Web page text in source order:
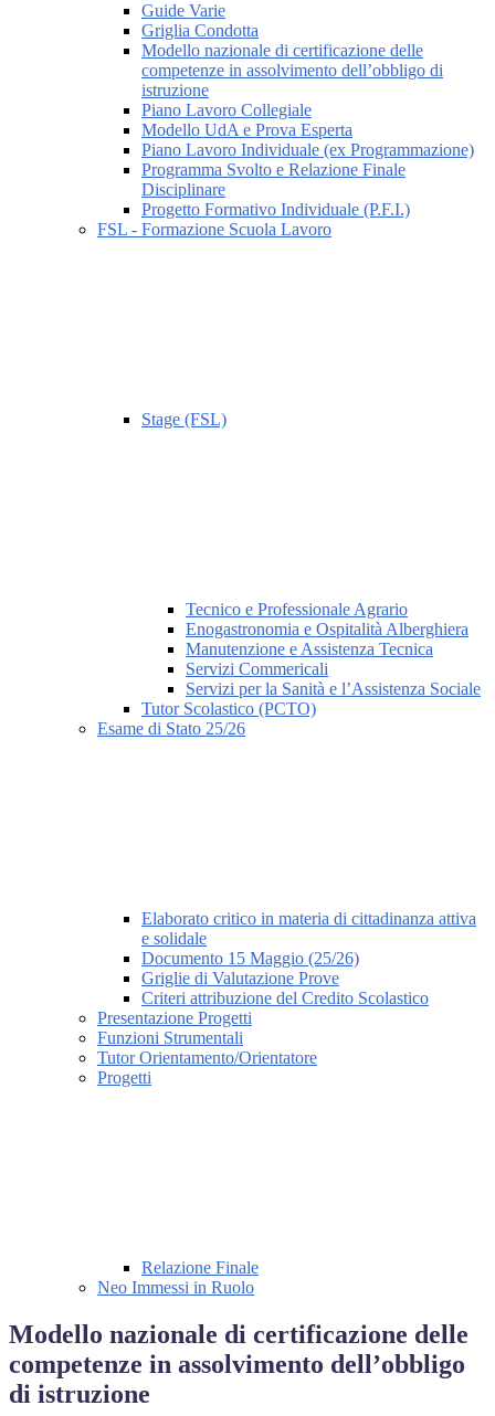
Guide Varie
Griglia Condotta
Modello nazionale di certificazione delle
competenze in assolvimento dell’obbligo di
istruzione
Piano Lavoro Collegiale
Modello UdA e Prova Esperta
Piano Lavoro Individuale (ex Programmazione)
Programma Svolto e Relazione Finale
Disciplinare
Progetto Formativo Individuale (P.F.I.)
FSL - Formazione Scuola Lavoro
Stage (FSL)
Tecnico e Professionale Agrario
Enogastronomia e Ospitalità Alberghiera
Manutenzione e Assistenza Tecnica
Servizi Commericali
Servizi per la Sanità e l’Assistenza Sociale
Tutor Scolastico (PCTO)
Esame di Stato 25/26
Elaborato critico in materia di cittadinanza attiva
e solidale
Documento 15 Maggio (25/26)
Griglie di Valutazione Prove
Criteri attribuzione del Credito Scolastico
Presentazione Progetti
Funzioni Strumentali
Tutor Orientamento/Orientatore
Progetti
Relazione Finale
Neo Immessi in Ruolo
Modello nazionale di certificazione delle
competenze in assolvimento dell’obbligo
di istruzione